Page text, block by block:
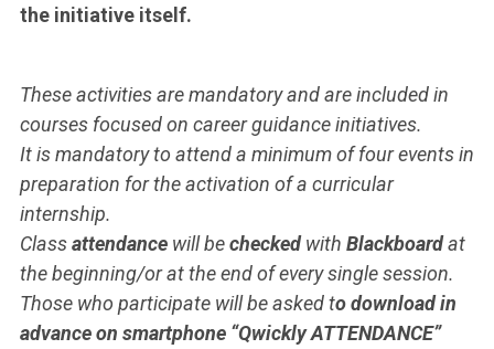
the initiative itself.
These activities are mandatory and are included in
courses focused on career guidance initiatives.
It is mandatory to attend a minimum of four events in
preparation for the activation of a curricular
internship.
Classattendance will becheckedwith Blackboardat
the beginning/or at the end of every single session.
Those who participate will be asked to download in
advance on smartphone “Qwickly ATTENDANCE”